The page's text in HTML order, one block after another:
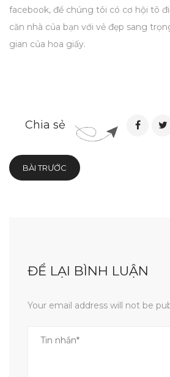
facebook, để chúng tôi có cơ hội tô
căn nhà của bạn với vẻ đẹp sang
gian của hoa giấy.
Chia sẻ
BÀI TRƯỚC
ĐỂ LẠI BÌNH LUẬN
Your email address will not be